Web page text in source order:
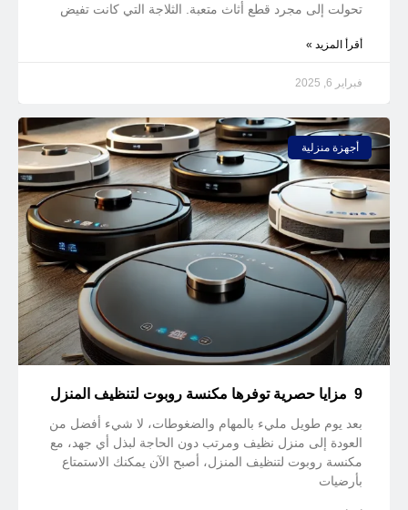
تحولت إلى مجرد قطع أثاث متعبة. الثلاجة التي كانت تفيض
أقرأ المزيد »
فبراير 6, 2025
أجهزة منزلية
9 مزايا حصرية توفرها مكنسة روبوت لتنظيف المنزل
بعد يوم طويل مليء بالمهام والضغوطات، لا شيء أفضل من
العودة إلى منزل نظيف ومرتب دون الحاجة لبذل أي جهد، مع
مكنسة روبوت لتنظيف المنزل، أصبح الآن يمكنك الاستمتاع
بأرضيات